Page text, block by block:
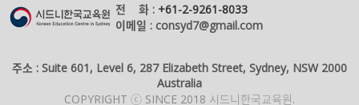
전 화 : +61-2-9261-8033
이메일 : consyd7@gmail.com
주소 : Suite 601, Level 6, 287 Elizabeth Street, Sydney, NSW 2000
Australia
COPYRIGHT ⓒ SINCE 2018 시드니한국교육원.